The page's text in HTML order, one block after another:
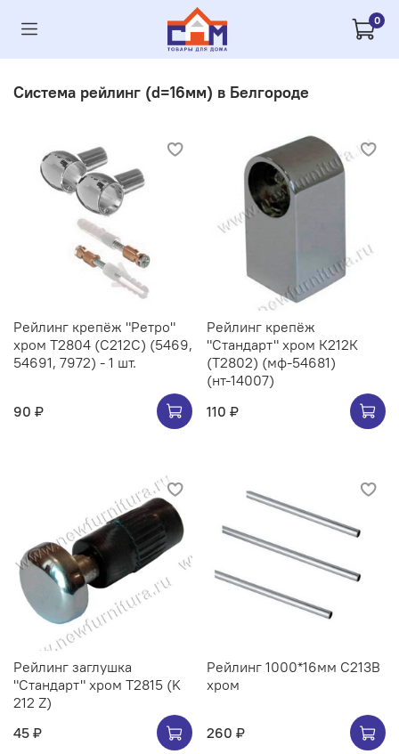
0
Система рейлинг (d=16мм) в Белгороде
Рейлинг крепёж "Ретро"
хром Т2804 (С212C) (5469,
54691, 7972) - 1 шт.
90 ₽
Рейлинг крепёж
"Стандарт" хром К212К
(Т2802) (мф-54681)
(нт-14007)
110 ₽
Рейлинг заглушка
"Стандарт" хром Т2815 (K
212 Z)
45 ₽
Рейлинг 1000*16мм C213B
хром
260 ₽